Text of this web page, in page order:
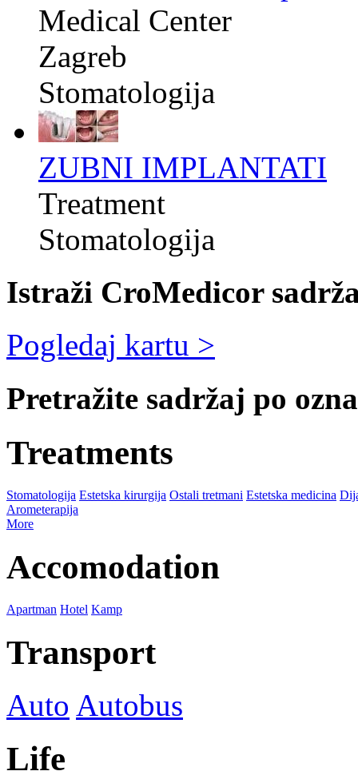
Medical Center
Zagreb
Stomatologija
ZUBNI IMPLANTATI
Treatment
Stomatologija
Istraži CroMedicor
Pogledaj kartu >
Pretražite sadržaj po
Treatments
Stomatologija Estetska kirurgija Ostali tretmani Estetska medicina
Arometerapija
More
Accomodation
Apartman Hotel Kamp
Transport
Auto Autobus
Life